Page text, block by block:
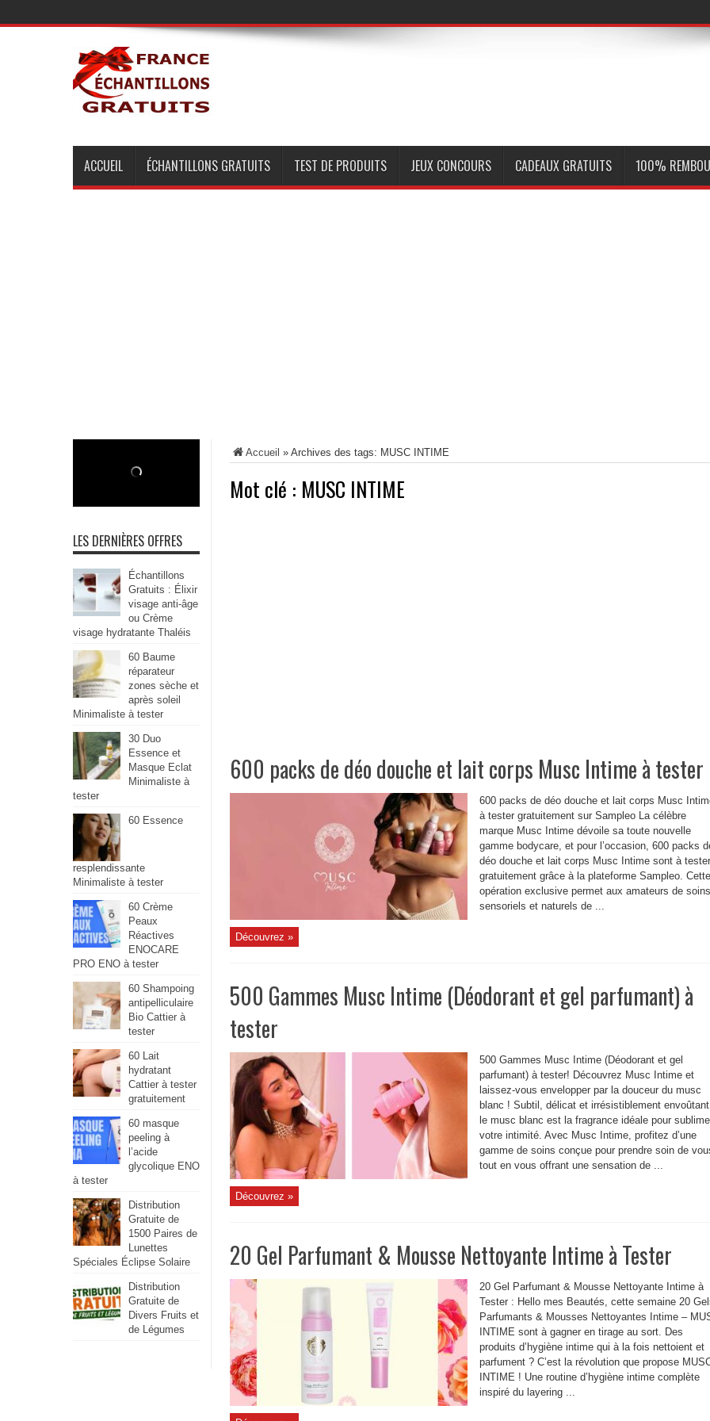
ACCUEIL ÉCHANTILLONS GRATUITS TEST DE PRODUITS JEUX CONCOURS CADEAUX GRATUITS 100%
Accueil » Archives des tags: MUSC INTIME
Mot clé : MUSC INTIME
600 packs de déo douche et lait corps Musc Intime à tester
600 packs de déo douche et lait corps Musc
à tester gratuitement sur Sampleo La célèbre
marque Musc Intime dévoile sa toute nouvelle
gamme bodycare, et pour l’occasion, 600 packs
déo douche et lait corps Musc Intime sont à tester
gratuitement grâce à la plateforme Sampleo. Cette
opération exclusive permet aux amateurs de soins
sensoriels et naturels de ...
Découvrez »
500 Gammes Musc Intime (Déodorant et gel parfumant) à
tester
500 Gammes Musc Intime (Déodorant et gel
parfumant) à tester! Découvrez Musc Intime et
laissez-vous envelopper par la douceur du musc
blanc ! Subtil, délicat et irrésistiblement
le musc blanc est la fragrance idéale pour
votre intimité. Avec Musc Intime, profitez d’une
gamme de soins conçue pour prendre soin de
tout en vous offrant une sensation de ...
Découvrez »
20 Gel Parfumant & Mousse Nettoyante Intime à Tester
20 Gel Parfumant & Mousse Nettoyante Intime à
Tester : Hello mes Beautés, cette semaine 20
Parfumants & Mousses Nettoyantes Intime –
INTIME sont à gagner en tirage au sort. Des
produits d’hygiène intime qui à la fois nettoient et
parfument ? C’est la révolution que propose
INTIME ! Une routine d’hygiène intime complète
inspiré du layering ...
LES DERNIÈRES OFFRES
Échantillons
Gratuits : Élixir
visage anti-âge
ou Crème
visage hydratante Thaléis
60 Baume
réparateur
zones sèche et
après soleil
Minimaliste à tester
30 Duo
Essence et
Masque Eclat
Minimaliste à
tester
60 Essence
resplendissante
Minimaliste à tester
60 Crème
Peaux
Réactives
ENOCARE
PRO ENO à tester
60 Shampoing
antipelliculaire
Bio Cattier à
tester
60 Lait
hydratant
Cattier à tester
gratuitement
60 masque
peeling à
l’acide
glycolique ENO
à tester
Distribution
Gratuite de
1500 Paires de
Lunettes
Spéciales Éclipse Solaire
Distribution
Gratuite de
Divers Fruits et
de Légumes